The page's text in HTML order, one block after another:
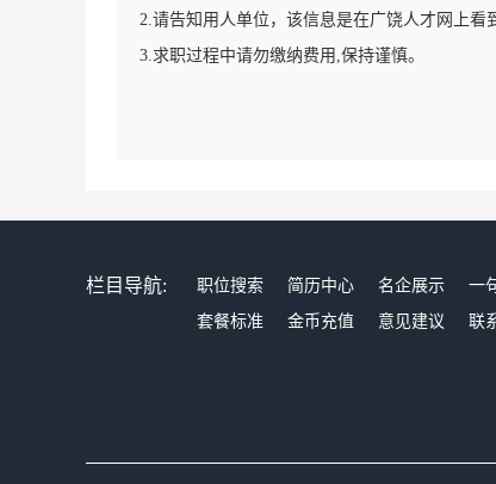
2.请告知用人单位，该信息是在广饶人才网上看
3.求职过程中请勿缴纳费用,保持谨慎。
栏目导航: 职位搜索 简历中心 名企展示 一
套餐标准
金币充值 意见建议 联